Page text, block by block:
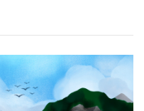
LINE EMAIL